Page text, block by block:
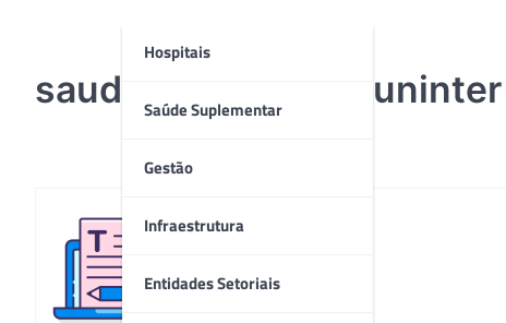
Hospitais
Saúde Suplementar
Gestão
Infraestrutura
Entidades Setoriais
saude-divulgação-uninter